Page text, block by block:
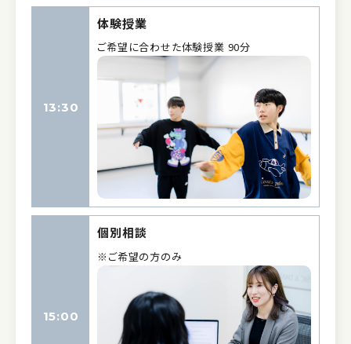
13:30
体験授業
ご希望に合わせた体験授業 90分
15:00
個別相談
※ご希望の方のみ